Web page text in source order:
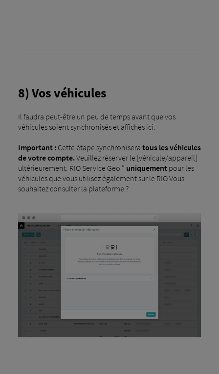
8) Vos véhicules
Il faudra peut-être un peu de temps avant que vos
véhicules soient synchronisés et affichés ici.
Important :Cette étape synchronisera tous les véhicules
de votre compte.Veuillez réserver le [véhicule/appareil]
ultérieurement. RIO Service Geo " uniquementpour les
véhicules que vous utilisez également sur le RIO Vous
souhaitez consulter la plateforme ?